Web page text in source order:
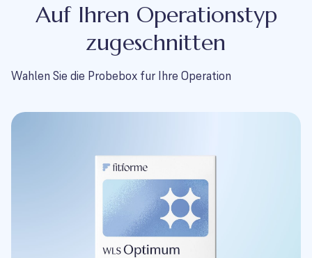
Auf Ihren Operationstyp
zugeschnitten
Wahlen Sie die Probebox fur Ihre Operation